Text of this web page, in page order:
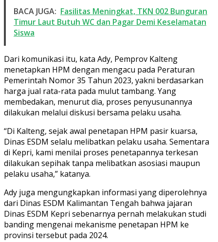
BACA JUGA: Fasilitas Meningkat, TKN 002 Bunguran
Timur Laut Butuh WC dan Pagar Demi Keselamatan
Siswa
Dari komunikasi itu, kata Ady, Pemprov Kalteng
menetapkan HPM dengan mengacu pada Peraturan
Pemerintah Nomor 35 Tahun 2023, yakni berdasarkan
harga jual rata-rata pada mulut tambang. Yang
membedakan, menurut dia, proses penyusunannya
dilakukan melalui diskusi bersama pelaku usaha.
“Di Kalteng, sejak awal penetapan HPM pasir kuarsa,
Dinas ESDM selalu melibatkan pelaku usaha. Sementara
di Kepri, kami menilai proses penetapannya terkesan
dilakukan sepihak tanpa melibatkan asosiasi maupun
pelaku usaha,” katanya.
Ady juga mengungkapkan informasi yang diperolehnya
dari Dinas ESDM Kalimantan Tengah bahwa jajaran
Dinas ESDM Kepri sebenarnya pernah melakukan studi
banding mengenai mekanisme penetapan HPM ke
provinsi tersebut pada 2024.